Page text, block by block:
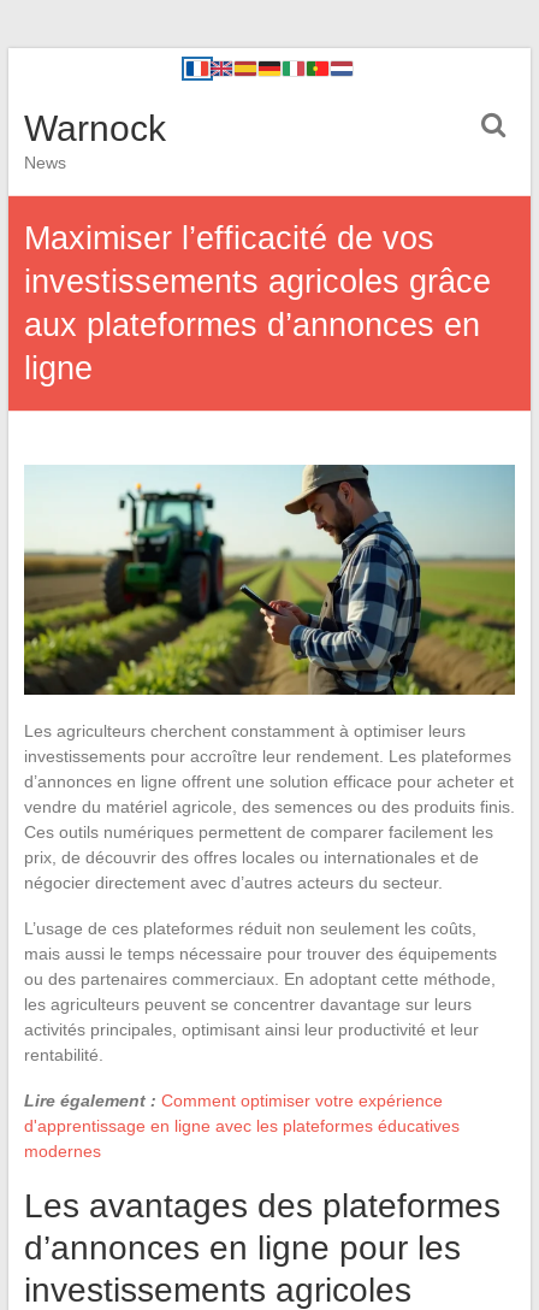
Warnock
News
Maximiser l’efficacité de vos
investissements agricoles grâce
aux plateformes d’annonces en
ligne
Les agriculteurs cherchent constamment à optimiser leurs
investissements pour accroître leur rendement. Les plateformes
d’annonces en ligne offrent une solution efficace pour acheter et
vendre du matériel agricole, des semences ou des produits finis.
Ces outils numériques permettent de comparer facilement les
prix, de découvrir des offres locales ou internationales et de
négocier directement avec d’autres acteurs du secteur.
L’usage de ces plateformes réduit non seulement les coûts,
mais aussi le temps nécessaire pour trouver des équipements
ou des partenaires commerciaux. En adoptant cette méthode,
les agriculteurs peuvent se concentrer davantage sur leurs
activités principales, optimisant ainsi leur productivité et leur
rentabilité.
Lire également : Comment optimiser votre expérience
d'apprentissage en ligne avec les plateformes éducatives
modernes
Les avantages des plateformes
d’annonces en ligne pour les
investissements agricoles